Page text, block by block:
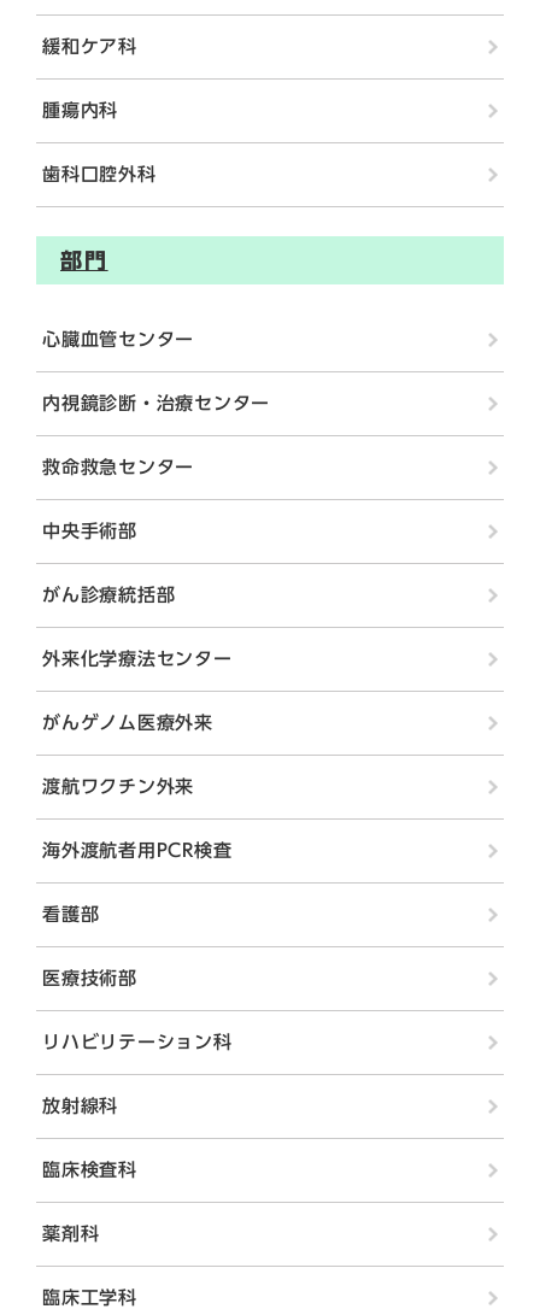
緩和ケア科
腫瘍内科
歯科口腔外科
部門
心臓血管センター
内視鏡診断・治療センター
救命救急センター
中央手術部
がん診療統括部
外来化学療法センター
がんゲノム医療外来
渡航ワクチン外来
海外渡航者用PCR検査
看護部
医療技術部
リハビリテーション科
放射線科
臨床検査科
薬剤科
臨床工学科